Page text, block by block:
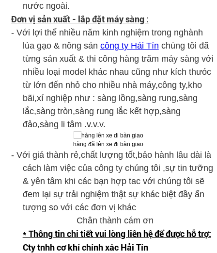
nước ngoài.
Đơn vị sản xuất - lắp đặt máy sàng :
- Với lợi thế nhiều năm kinh nghiệm trong nghành
lúa gạo & nông sản công ty Hải Tín chúng tôi đã
từng sản xuất & thi công hàng trăm máy sàng với
nhiều loại model khác nhau cũng như kích thưóc
từ lớn đến nhỏ cho nhiều nhà máy,công ty,kho
bãi,xí nghiệp như : sàng lồng,sàng rung,sàng
lắc,sàng tròn,sàng rung lắc kết hợp,sàng
đảo,sàng li tâm .v.v.v.
hàng đã lên xe đi bàn giao
- Với giá thành rẻ,chất lượng tốt,bảo hành lâu dài là
cách làm việc của công ty chúng tôi ,sự tin tưỡng
& yên tâm khi các bạn hợp tac với chúng tôi sẽ
đem lại sự trải nghiệm thật sự khác biệt đầy ấn
tượng so với các đơn vị khác
Chân thành cám ơn
* Thông tin chi tiết vui lòng liên hệ để được hỗ trợ:
Cty tnhh cơ khí chính xác Hải Tín